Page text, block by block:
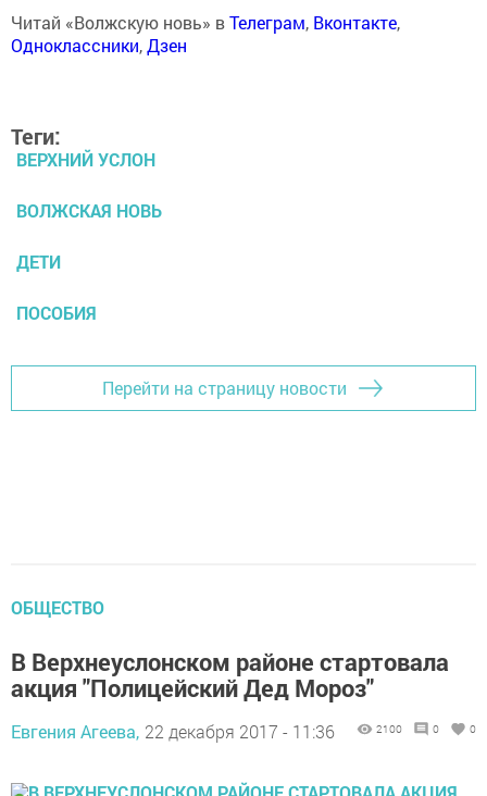
Читай «Волжскую новь» вТелеграм, Вконтакте,
Одноклассники,Дзен
Теги:
ВЕРХНИЙ УСЛОН
ВОЛЖСКАЯ НОВЬ
ДЕТИ
ПОСОБИЯ
Перейти на страницу новости
ОБЩЕСТВО
В Верхнеуслонском районе стартовала
акция "Полицейский Дед Мороз"
Евгения Агеева, 22 декабря 2017 - 11:36 2100 0 0